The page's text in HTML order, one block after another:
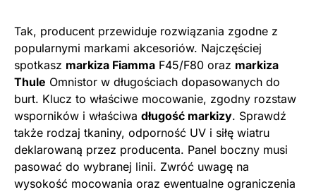
Tak, producent przewiduje rozwiązania zgodne z
popularnymi markami akcesoriów. Najczęściej
spotkasz markiza Fiamma F45/F80 oraz markiza
Thule Omnistor w długościach dopasowanych do
burt. Klucz to właściwe mocowanie, zgodny rozstaw
wsporników i właściwa długość markizy. Sprawdź
także rodzaj tkaniny, odporność UV i siłę wiatru
deklarowaną przez producenta. Panel boczny musi
pasować do wybranej linii. Zwróć uwagę na
wysokość mocowania oraz ewentualne ograniczenia